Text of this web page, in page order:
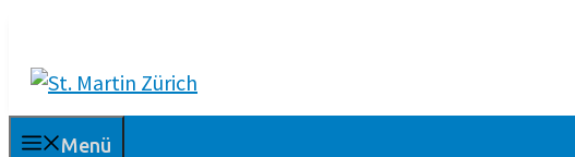
Inhalt
Menü